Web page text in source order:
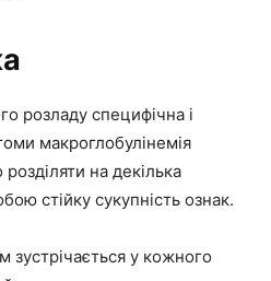
розладу специфічна і
макроглобулінемія
на декілька
стійку сукупність ознак.
зустрічається у кожного